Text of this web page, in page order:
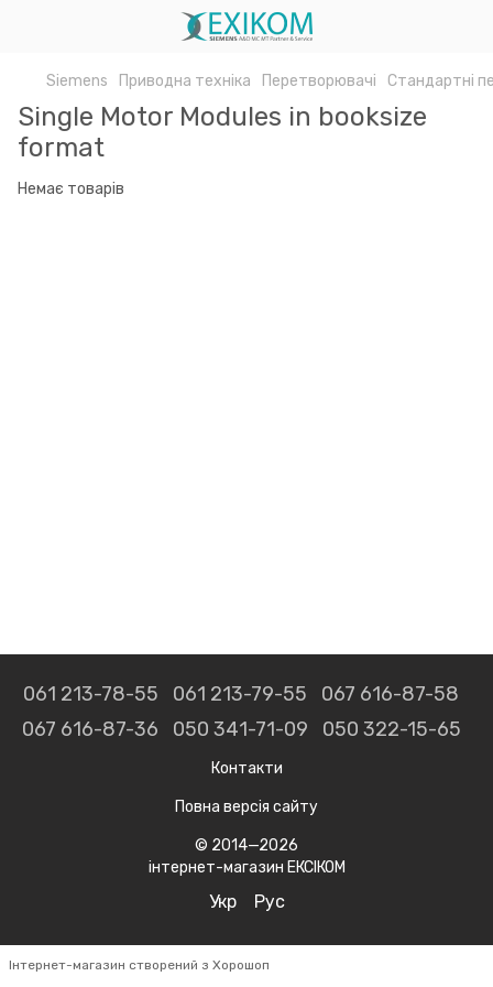
Siemens Приводна техніка Перетворювачі Стандартні
Single Motor Modules in booksize
format
Немає товарів
061 213-78-55 061 213-79-55
067 616-87-58
067 616-87-36
050 341-71-09 050 322-15-65
Контакти
Повна версія сайту
© 2014—2026
інтернет-магазин ЕКСІКОМ
Укр Рус
Інтернет-магазин створений з Хорошоп